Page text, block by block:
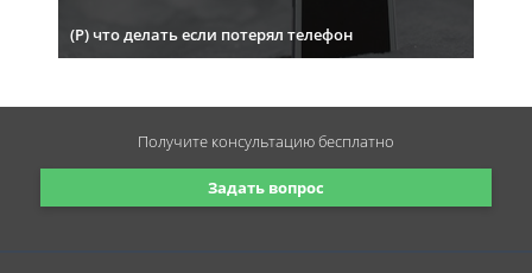
(Р) что делать если потерял телефон
Задать вопрос
Получите консультациюбесплатно